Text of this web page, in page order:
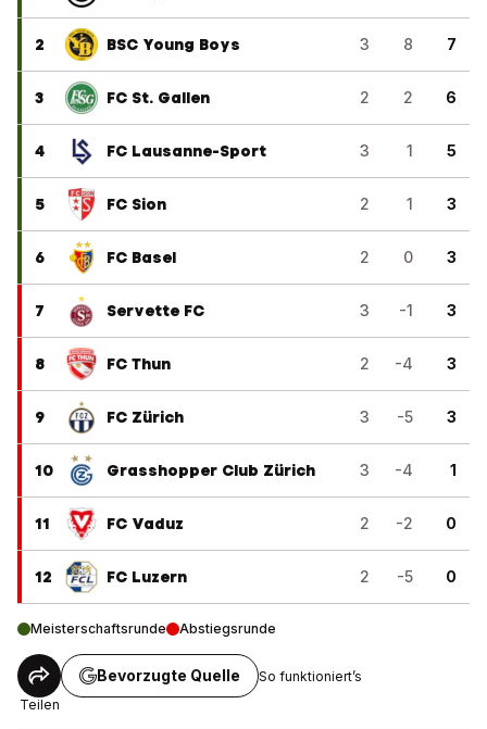
2 BSC Young Boys 3 8 7
3 FC St. Gallen 2 2 6
4 FC Lausanne-Sport 3 1 5
5 FC Sion 2 1 3
6 FC Basel 2 0 3
7 Servette FC 3 -1 3
8 FC Thun 2 -4 3
9 FC Zürich 3 -5 3
10 Grasshopper Club Zürich 3 -4 1
11 FC Vaduz 2 -2 0
12 FC Luzern 2 -5 0
Meisterschaftsrunde Abstiegsrunde
Teilen
Bevorzugte Quelle So funktioniert’s